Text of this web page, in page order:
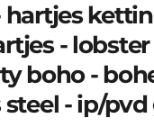
hartjes
-
boho -
steel - ip/